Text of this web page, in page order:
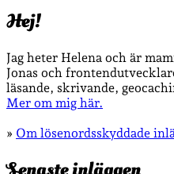
Hej!
Jag heter Helena och är
Jonas och
läsande, skrivande,
Mer om mig här.
» Om lösenordsskyddade